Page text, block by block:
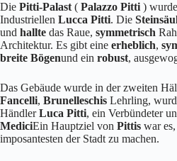
Die Pitti-Palast ( Palazzo Pitti )
Industriellen Lucca Pitti. Die
und hallte das Raue, symmetrisch
Architektur. Es gibt eine erheblich,
breite Bögenund ein robust,
Das Gebäude wurde in der zweiten
Fancelli, Brunelleschis Lehrling,
HändlerLuca Pitti, ein Verbündeter
MediciEin Hauptziel von Pittis war
imposantesten der Stadt zu machen.